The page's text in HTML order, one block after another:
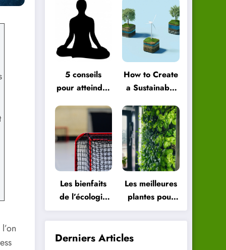
quotidien
et comment
les choisir
5 conseils
pour atteindre
global
How to Create
a Sustainable
Lifestyle
Les bienfaits
de l’écologie
intérieure
pour votre
santé
Les meilleures
plantes pour
purifier l’air
de votre
Derniers Articles